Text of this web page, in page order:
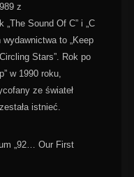
z
Sound Of C” i „C
to „Keep
Stars”. Rok po
w 1990 roku,
ze świateł
istnieć.
„92… Our First